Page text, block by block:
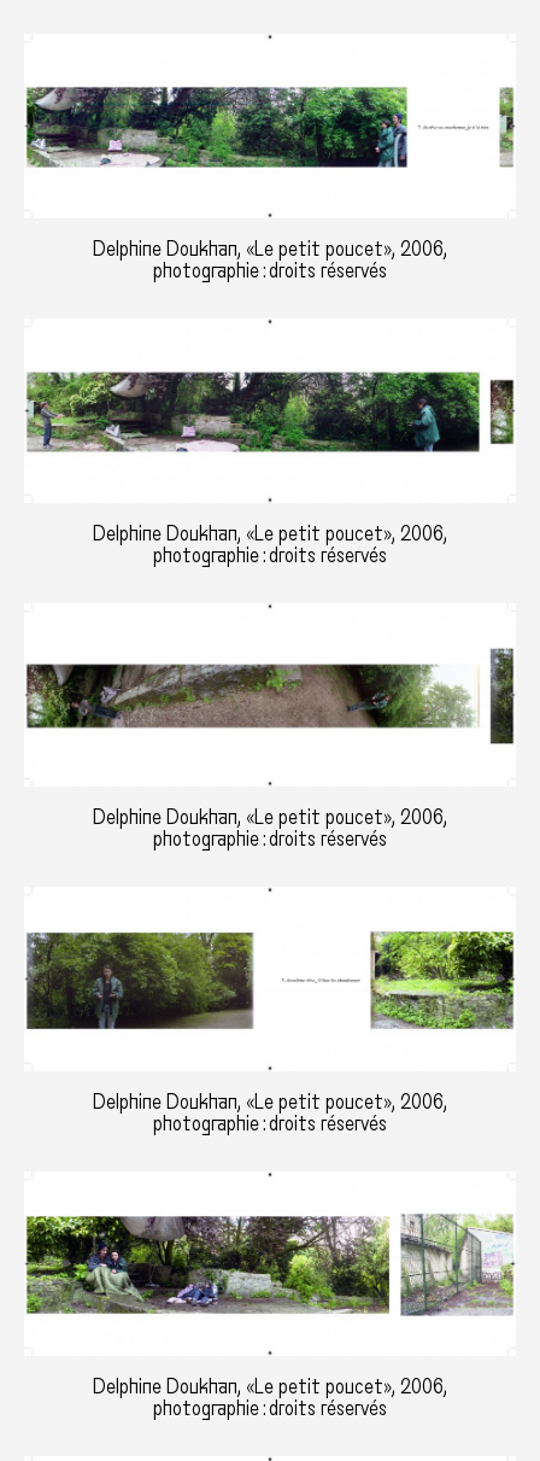
Delphine Doukhan, «Le petit poucet», 2006,
photographie : droits réservés
Delphine Doukhan, «Le petit poucet», 2006,
photographie : droits réservés
Delphine Doukhan, «Le petit poucet», 2006,
photographie : droits réservés
Delphine Doukhan, «Le petit poucet», 2006,
photographie : droits réservés
Delphine Doukhan, «Le petit poucet», 2006,
photographie : droits réservés